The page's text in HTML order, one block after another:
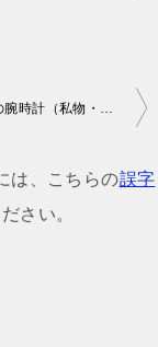
中村晃さんの腕時計（私物・テレビ番組着用モデル）
は、こちらの誤字
さい。